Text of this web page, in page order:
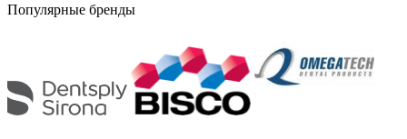
Популярные бренды